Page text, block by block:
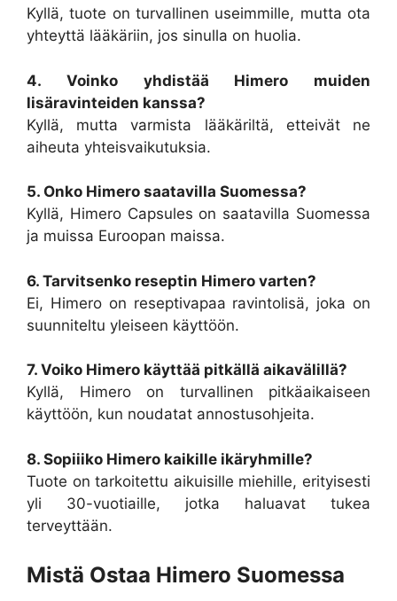
Kyllä, tuote on turvallinen useimmille, mutta ota
yhteyttä lääkäriin, jos sinulla on huolia.
4. Voinko yhdistää Himero muiden
lisäravinteiden kanssa?
Kyllä, mutta varmista lääkäriltä, etteivät ne
aiheuta yhteisvaikutuksia.
5. Onko Himero saatavilla Suomessa?
Kyllä, Himero Capsules on saatavilla Suomessa
ja muissa Euroopan maissa.
6. Tarvitsenko reseptin Himero varten?
Ei, Himero on reseptivapaa ravintolisä, joka on
suunniteltu yleiseen käyttöön.
7. Voiko Himero käyttää pitkällä aikavälillä?
Kyllä, Himero on turvallinen pitkäaikaiseen
käyttöön, kun noudatat annostusohjeita.
8. Sopiiiko Himero kaikille ikäryhmille?
Tuote on tarkoitettu aikuisille miehille, erityisesti
yli 30-vuotiaille, jotka haluavat tukea
terveyttään.
Mistä Ostaa Himero Suomessa